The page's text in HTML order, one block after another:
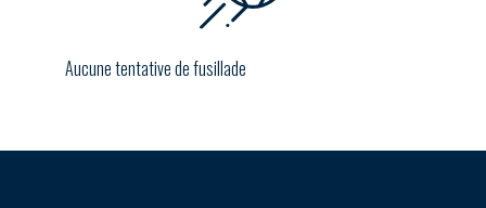
Aucune tentative de fusillade